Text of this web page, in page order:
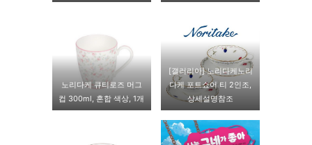
노리다케 큐티로즈 머그
컵 300ml, 혼합 색상, 1개
[갤러리아] 노리다케노리
다케 포트쇼어 티 2인조,
상세설명참조